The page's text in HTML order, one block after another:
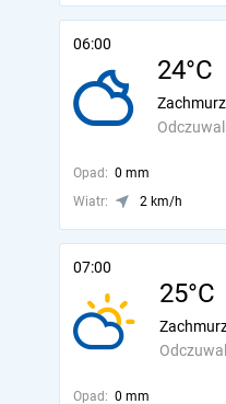
06:00
24°C
Opad: 0 mm
Wiatr:
2 km/h
07:00
25°C
Opad: 0 mm